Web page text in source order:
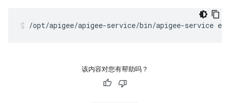
/opt/apigee/apigee-service/bin/apigee-service
该内容对您有帮助吗？